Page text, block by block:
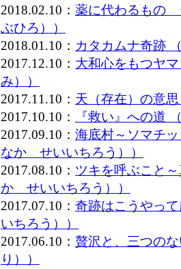
2018.02.10： 薬に代わるもの
ぶひろ））
2018.01.10： カタカムナ奇跡
2017.12.10： 大和心をもつヤ
み））
2017.11.10： 天（存在）の意
2017.10.10：
『救い』への
2017.09.10： 海底村～ソマチ
なか せいいちろう））
2017.08.10： ツキを呼ぶこと
か せいいちろう））
2017.07.10： 奇跡はこうやっ
いちろう））
2017.06.10： 贅沢と、三つの
り））